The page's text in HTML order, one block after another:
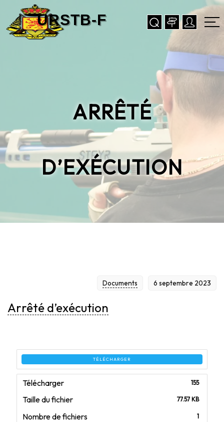
ARRÊTÉ
D’EXÉCUTION
6 septembre 2023
Documents
Arrêté d’exécution
TÉLÉCHARGER
Télécharger 155
Taille du fichier 77.57 KB
Nombre de fichiers 1